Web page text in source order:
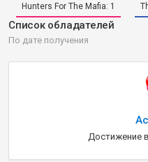
Hunters For The Mafia: 1
Список обладателей
По дате получения
Достижение